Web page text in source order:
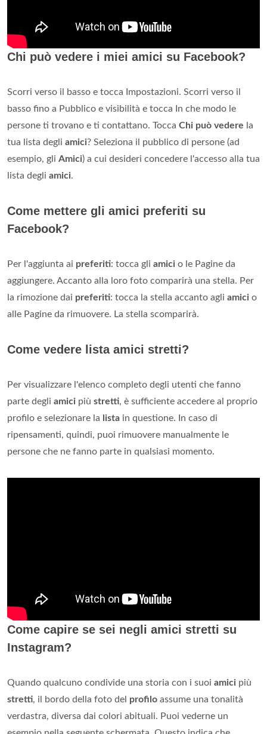
Chi può vedere i miei amici su Facebook?
Scorri verso il basso e tocca Impostazioni. Scorri verso il
basso fino a Pubblico e visibilità e tocca In che modo le
persone ti trovano e ti contattano. Tocca Chi può vedere la
tua lista degli amici? Seleziona il pubblico di persone (ad
esempio, gli Amici) a cui desideri concedere l'accesso alla tua
lista degli amici.
Come mettere gli amici preferiti su
Facebook?
Per l'aggiunta ai preferiti: tocca gli amici o le Pagine da
aggiungere. Accanto alla loro foto comparirà una stella. Per
la rimozione dai preferiti: tocca la stella accanto agli amici o
alle Pagine da rimuovere. La stella scomparirà.
Come vedere lista amici stretti?
Per visualizzare l'elenco completo degli utenti che fanno
parte degli amici più stretti, è sufficiente accedere al proprio
profilo e selezionare la
lista in questione. In caso di
ripensamenti, quindi, puoi rimuovere manualmente le
persone che ne fanno parte in qualsiasi momento.
Come capire se sei negli amici stretti su
Instagram?
Quando qualcuno condivide una storia con i suoi amici più
stretti, il bordo della foto del profilo assume una tonalità
verdastra, diversa dai colori abituali. Puoi vederne un